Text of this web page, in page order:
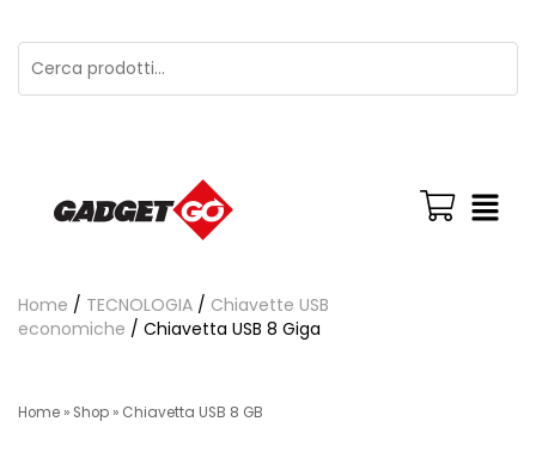
Home / TECNOLOGIA / Chiavette USB
economiche / Chiavetta USB 8 Giga
Home » Shop » Chiavetta USB 8 GB